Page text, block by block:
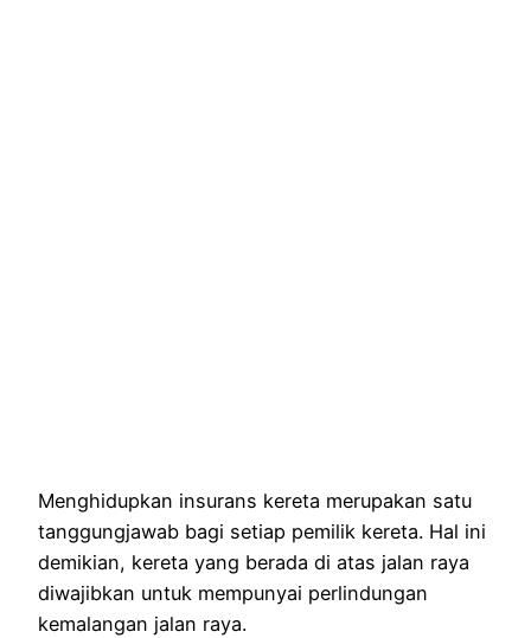
Menghidupkan insurans kereta merupakan satu
tanggungjawab bagi setiap pemilik kereta. Hal ini
demikian, kereta yang berada di atas jalan raya
diwajibkan untuk mempunyai perlindungan
kemalangan jalan raya.